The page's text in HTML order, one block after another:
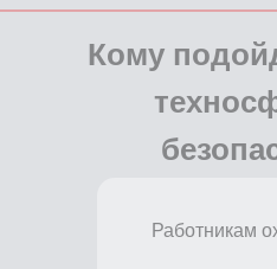
Работникам
Кому
и газонефтехранилищ;
Газовое хозяйство;
Подъемные сооружения;
Сосуды, работающие под
Пожарная безопасность